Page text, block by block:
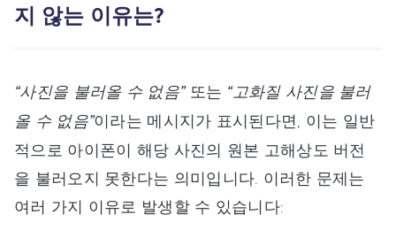
지 않는 이유는?
“사진을 불러올 수 없음”또는 “고화질 사진을 불러
올 수 없음”이라는 메시지가 표시된다면, 이는 일반
적으로 아이폰이 해당 사진의 원본 고해상도 버전
을 불러오지 못한다는 의미입니다. 이러한 문제는
여러 가지 이유로 발생할 수 있습니다: